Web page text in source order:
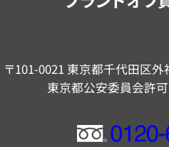
〒101-0021 東京都千代田区
東京都公安委員会許
フ